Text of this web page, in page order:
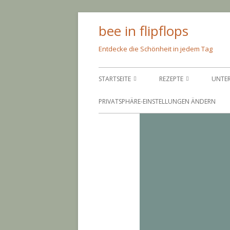
bee in flipflops
Entdecke die Schönheit in jedem Tag
Primäres
Menü
STARTSEITE
ÜBER MICH
REZEPTE
PFEIF AUF DIE KALORIEN
PRIVATSPHÄRE-EINSTELLUNGEN ÄNDERN